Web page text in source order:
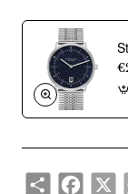
Berlijn in onze
1857 was het
de
kwartsuurwerk
stoomlocomotief
situaties.
Share X